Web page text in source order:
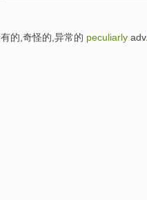
的,奇怪的,异常的 peculiarly adv.